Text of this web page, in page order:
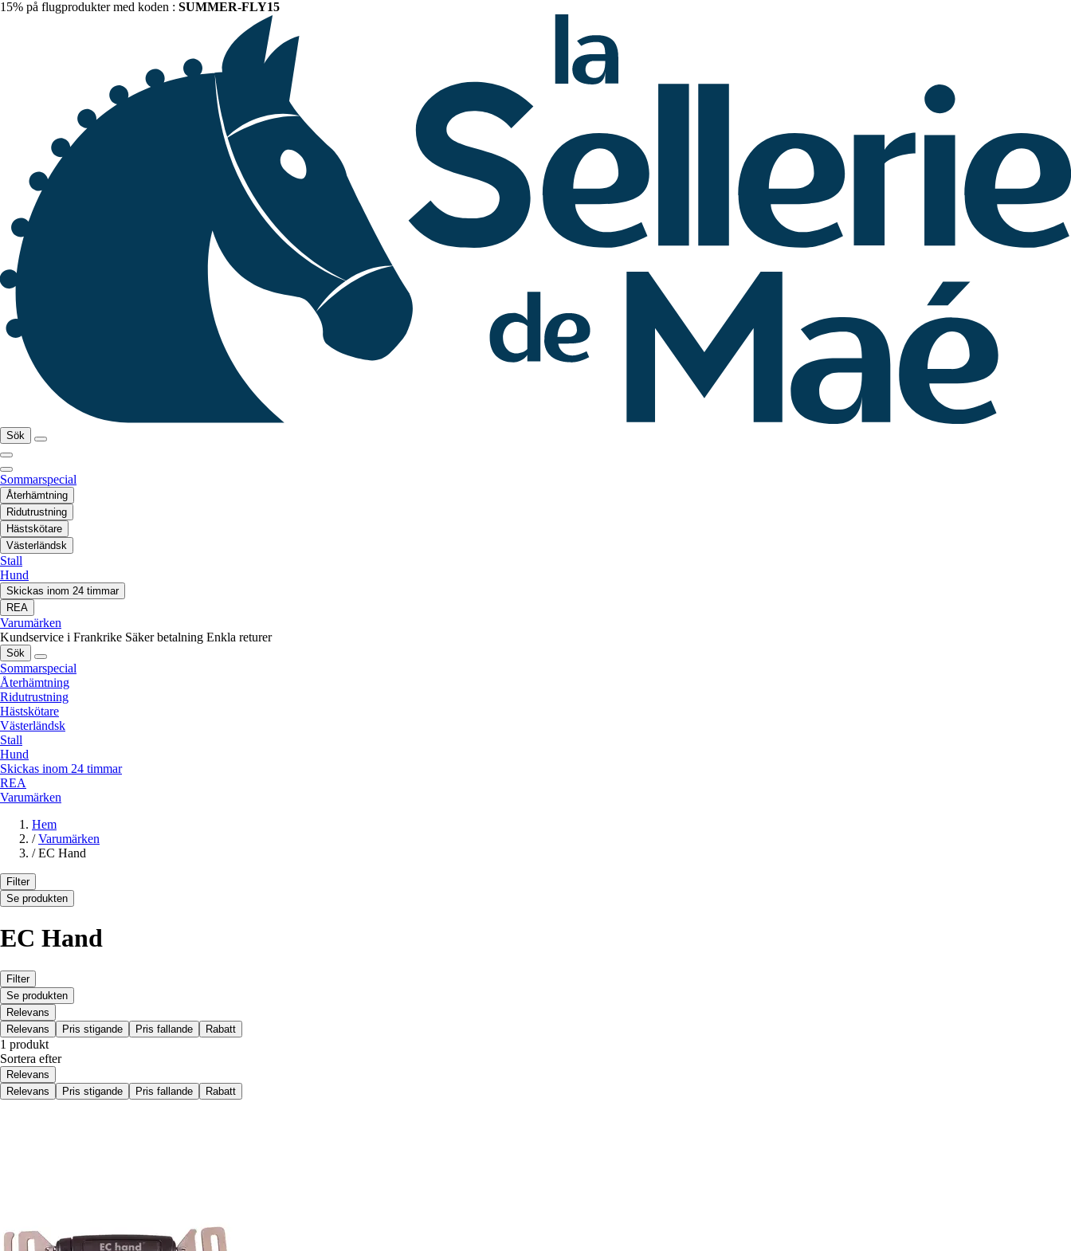
15% på flugprodukter med koden : SUMMER-FLY15
Sök
Sommarspecial
Återhämtning
Ridutrustning
Hästskötare
Västerländsk
Stall
Hund
Skickas inom 24 timmar
REA
Varumärken
Kundservice i Frankrike Säker betalning Enkla returer
Sök
Sommarspecial
Återhämtning
Ridutrustning
Hästskötare
Västerländsk
Stall
Hund
Skickas inom 24 timmar
REA
Varumärken
Hem
/ Varumärken
/ EC Hand
Filter
Se produkten
EC Hand
Filter
Se produkten
Relevans
Relevans
Pris stigande Pris fallande Rabatt
1 produkt
Sortera efter
Relevans
Relevans
Pris stigande Pris fallande Rabatt